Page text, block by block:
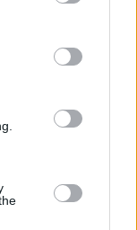
party tags to
in below Google